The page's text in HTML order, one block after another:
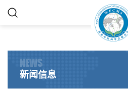
NEWS
新闻信息